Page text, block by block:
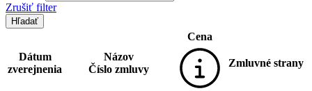
Zrušiť filter
Dátum
zverejnenia
Názov
Číslo zmluvy
Cena
Zmluvné strany